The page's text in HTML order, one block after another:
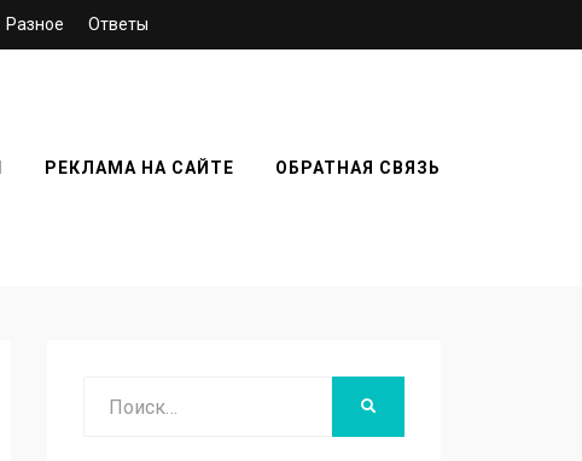
Разное Ответы
РЕКЛАМА НА САЙТЕ ОБРАТНАЯ СВЯЗЬ